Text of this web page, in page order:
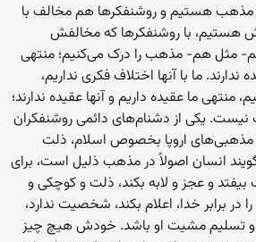
مذهب هستیم و روشنفکرها هم مخالف با
هستیم، با روشنفکرها که مخالفش
مثل هم- مذهب را درک می‌کنیم؛ منتهی
ندارند. ما با آنها اختلاف فکری نداریم،
ما عقیده داریم و آنها عقیده ندارند؛
یکی از دشنام‌های دائمی روشنفکران
اروپا بخصوص اسلام، ذلت
انسان اصولاً در مذهب ذلیل است، برای
و عجز و لابه بکند، ذلت و کوچکی و
برابر خدا، اعلام بکند، شخصیت ندارد،
و تسلیم مشیت او باشد. خودش هیچ چیز